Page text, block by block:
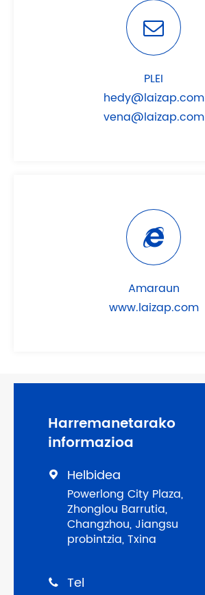
PLEI
hedy@laizap.com
vena@laizap.com
Amaraun
www.laizap.com
Harremanetarako
informazioa
 Helbidea
Powerlong City Plaza,
Zhonglou Barrutia,
Changzhou, Jiangsu
probintzia, Txina
 Tel